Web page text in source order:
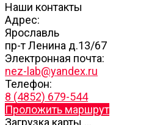
Наши контакты
Адрес:
Ярославль
пр-т Ленина д.13/67
Электронная почта:
nez-lab@yandex.ru
Телефон:
8 (4852) 679-544
Проложить маршрут